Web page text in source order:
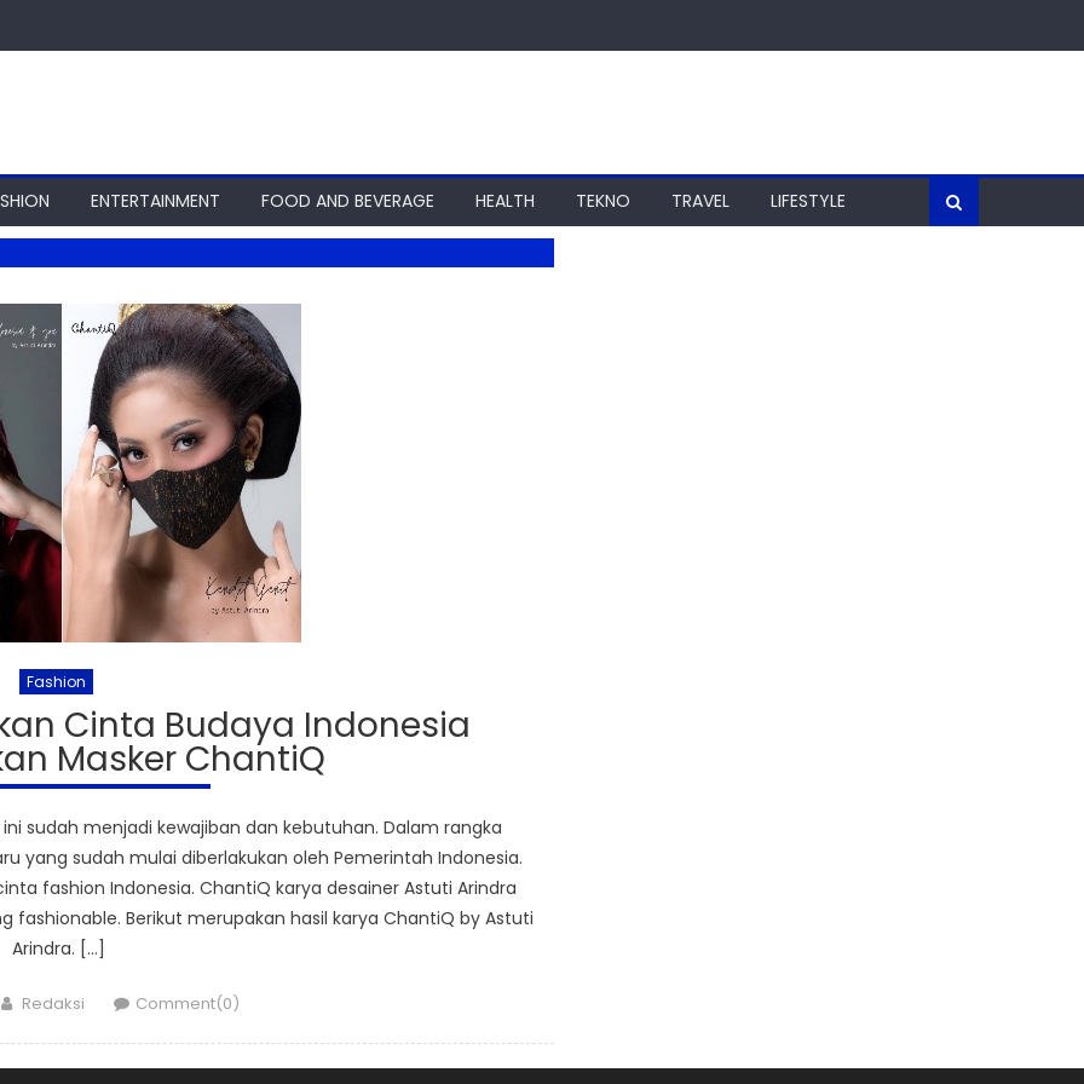
ENTERTAINMENT FOOD AND BEVERAGE HEALTH TEKNO TRAVEL LIFESTYLE
Fashion
Cinta Budaya Indonesia
Masker ChantiQ
sudah menjadi kewajiban dan kebutuhan. Dalam rangka
yang sudah mulai diberlakukan oleh Pemerintah Indonesia.
fashion Indonesia. ChantiQ karya desainer Astuti Arindra
Berikut merupakan hasil karya ChantiQ by Astuti
Arindra. […]
Author
Redaksi Comment(0)